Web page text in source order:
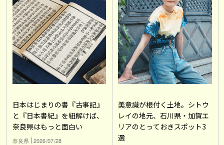
日本はじまりの書『古事記』
と『日本書紀』を紐解けば、
奈良県はもっと面白い
奈良県 2026/07/28
美意識が根付く土地。シトウ
レイの地元、石川県・加賀エ
リアのとっておきスポット3
選